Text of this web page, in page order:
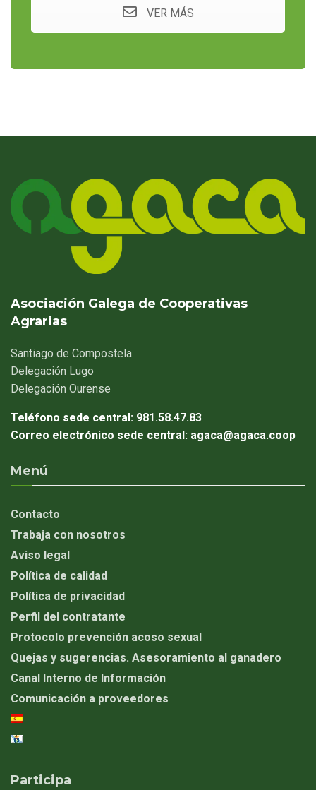
VER MÁS
Asociación Galega de Cooperativas
Agrarias
Santiago de Compostela
Delegación Lugo
Delegación Ourense
Teléfono sede central: 981.58.47.83
Correo electrónico sede central: agaca@agaca.coop
Menú
Contacto
Trabaja con nosotros
Aviso legal
Política de calidad
Política de privacidad
Perfil del contratante
Protocolo prevención acoso sexual
Quejas y sugerencias. Asesoramiento al ganadero
Canal Interno de Información
Comunicación a proveedores
Participa